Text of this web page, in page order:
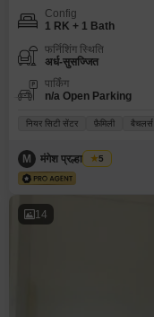
Config
1 RK + 1 Bath
फर्निशिंग स्थिति
अर्ध-सुसज्जित
पार्किंग
n/a Open Parking
नियर सिटी सेंटर फ़ैमिली बैचलर्स
M मंगेश प्रल्हाद जाधव
5
14